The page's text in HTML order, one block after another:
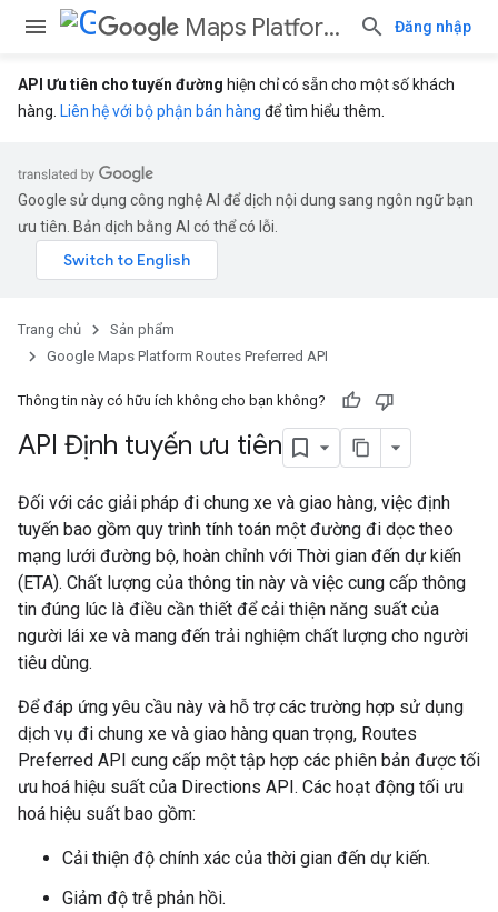
Maps Platform Routes Preferred API Đăng nhập
API Ưu tiên cho tuyến đường hiện chỉ có sẵn cho một số khách
hàng. Liên hệ với bộ phận bán hàng để tìm hiểu thêm.
Google sử dụng công nghệ AI để dịch nội dung sang ngôn ngữ bạn
ưu tiên. Bản dịch bằng AI có thể có lỗi.
Trang chủ
Sản phẩm
Google Maps Platform Routes Preferred API
Thông tin này có hữu ích không cho bạn không?
API Định tuyến ưu tiên
Đối với các giải pháp đi chung xe và giao hàng, việc định
tuyến bao gồm quy trình tính toán một đường đi dọc theo
mạng lưới đường bộ, hoàn chỉnh với Thời gian đến dự kiến
(ETA). Chất lượng của thông tin này và việc cung cấp thông
tin đúng lúc là điều cần thiết để cải thiện năng suất của
người lái xe và mang đến trải nghiệm chất lượng cho người
tiêu dùng.
Để đáp ứng yêu cầu này và hỗ trợ các trường hợp sử dụng
dịch vụ đi chung xe và giao hàng quan trọng, Routes
Preferred API cung cấp một tập hợp các phiên bản được tối
ưu hoá hiệu suất của Directions API. Các hoạt động tối ưu
hoá hiệu suất bao gồm:
Cải thiện độ chính xác của thời gian đến dự kiến.
Giảm độ trễ phản hồi.